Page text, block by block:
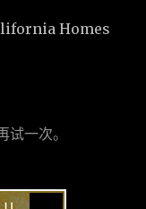
Homes
一次。